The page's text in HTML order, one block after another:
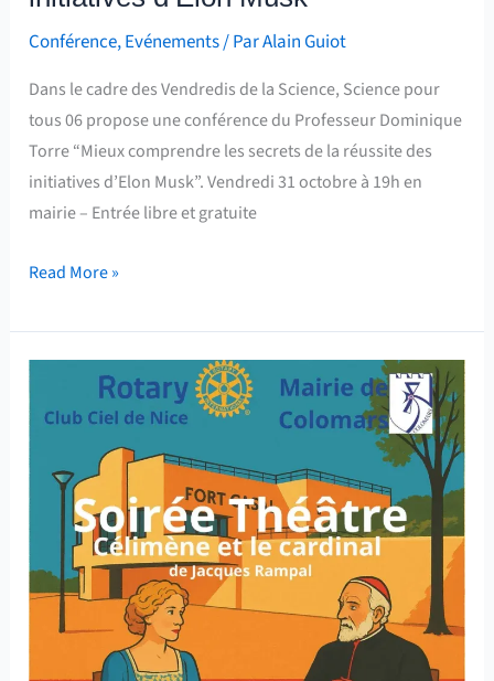
Conférence,Evénements/ ParAlain Guiot
Dans le cadre des Vendredis de la Science, Science pour
tous 06 propose une conférence du Professeur Dominique
Torre “Mieux comprendre les secrets de la réussite des
initiatives d’Elon Musk”. Vendredi 31 octobre à 19h en
mairie – Entrée libre et gratuite
Read More »
Théâtre
Célimène
cardinal
de
Jacques